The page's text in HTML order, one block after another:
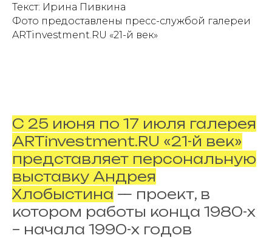
Текст: Ирина Пивкина
Фото предоставлены пресс-службой галереи
ARTinvestment.RU «21-й век»
С 25 июня по 17 июля галерея
ARTinvestment.RU «21-й век»
представляет персональную
выставку Андрея
Хлобыстина — проект, в
котором работы конца 1980-х
– начала 1990-х годов